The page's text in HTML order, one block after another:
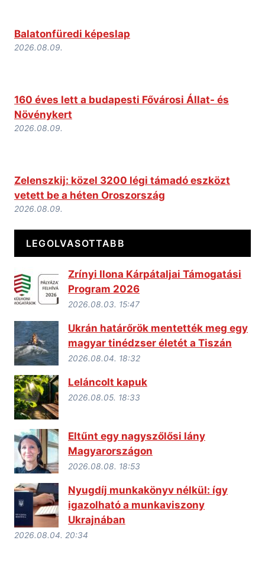
Balatonfüredi képeslap
2026.08.09.
160 éves lett a budapesti Fővárosi Állat- és
Növénykert
2026.08.09.
Zelenszkij: közel 3200 légi támadó eszközt
vetett be a héten Oroszország
2026.08.09.
LEGOLVASOTTABB
Zrínyi Ilona Kárpátaljai Támogatási
Program 2026
2026.08.03. 15:47
Ukrán határőrök mentették meg egy
magyar tinédzser életét a Tiszán
2026.08.04. 18:32
Leláncolt kapuk
2026.08.05. 18:33
Eltűnt egy nagyszőlősi lány
Magyarországon
2026.08.08. 18:53
Nyugdíj munkakönyv nélkül: így
igazolható a munkaviszony
Ukrajnában
2026.08.04. 20:34